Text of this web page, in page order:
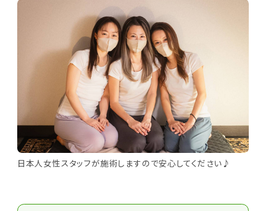
日本人女性スタッフが施術しますので安心してください♪